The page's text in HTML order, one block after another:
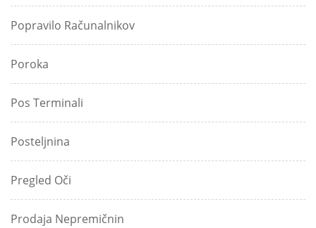
Popravilo Računalnikov
Poroka
Pos Terminali
Posteljnina
Pregled Oči
Prodaja Nepremičnin